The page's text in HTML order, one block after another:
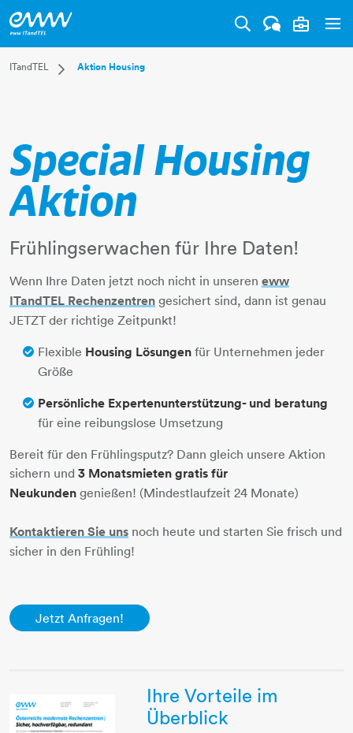
ITandTEL
Dropdown ITandTEL
Internet und Datenleitungen
Cloud Technologien
Arbeitsplatzlösungen
Cyber Defence Services
Success Stories
Aktion Housing
Special Housing
Aktion
Frühlingserwachen für Ihre Daten!
Wenn Ihre Daten jetzt noch nicht in unseren eww
ITandTEL Rechenzentren gesichert sind, dann ist genau
JETZT der richtige Zeitpunkt!
Flexible Housing Lösungen für Unternehmen jeder
Größe
Persönliche Expertenunterstützung- und beratung
für eine reibungslose Umsetzung
Bereit für den Frühlingsputz? Dann gleich unsere Aktion
sichern und 3 Monatsmieten gratis für
Neukunden genießen! (Mindestlaufzeit 24 Monate)
Kontaktieren Sie uns​​​​​​​​​​​​​​ ​​​​​​​ noch heute und starten Sie frisch und
sicher in den Frühling!
Jetzt Anfragen!​​​​​​​
Ihre Vorteile im
Überblick